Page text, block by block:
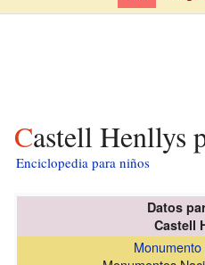
Castell Henllys
Enciclopedia para niños
Datos
Castell